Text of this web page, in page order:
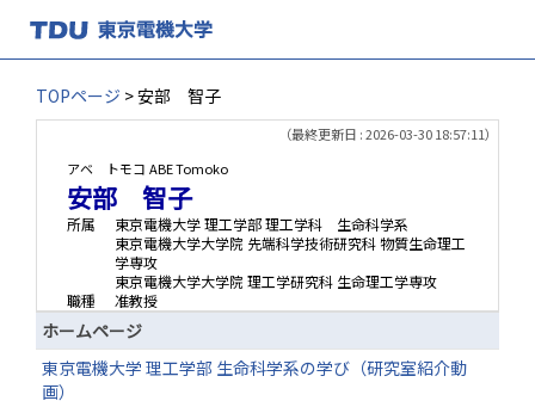
TOPページ > 安部 智子
（最終更新日 : 2026-03-30 18:57:11）
アベ トモコ ABE Tomoko
安部 智子
所属
東京電機大学 理工学部 理工学科 生命科学系
東京電機大学大学院 先端科学技術研究科 物質生命理工
学専攻
東京電機大学大学院 理工学研究科 生命理工学専攻
職種
准教授
ホームページ
東京電機大学 理工学部 生命科学系の学び（研究室紹介動
画）